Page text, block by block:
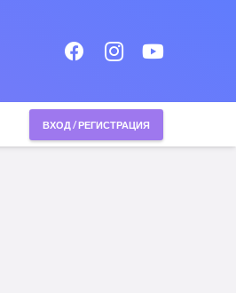
ВХОД / РЕГИСТРАЦИЯ